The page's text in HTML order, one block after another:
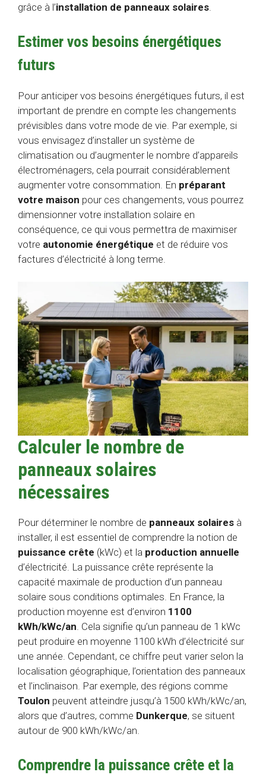
grâce à l’installation de panneaux solaires.
Estimer vos besoins énergétiques
futurs
Pour anticiper vos besoins énergétiques futurs, il est
important de prendre en compte les changements
prévisibles dans votre mode de vie. Par exemple, si
vous envisagez d’installer un système de
climatisation ou d’augmenter le nombre d’appareils
électroménagers, cela pourrait considérablement
augmenter votre consommation. En préparant
votre maison pour ces changements, vous pourrez
dimensionner votre installation solaire en
conséquence, ce qui vous permettra de maximiser
votre autonomie énergétique et de réduire vos
factures d’électricité à long terme.
Calculer le nombre de
panneaux solaires
nécessaires
Pour déterminer le nombre de panneaux solaires à
installer, il est essentiel de comprendre la notion de
puissance crête (kWc) et la production annuelle
d’électricité. La puissance crête représente la
capacité maximale de production d’un panneau
solaire sous conditions optimales. En France, la
production moyenne est d’environ 1100
kWh/kWc/an. Cela signifie qu’un panneau de 1 kWc
peut produire en moyenne 1100 kWh d’électricité sur
une année. Cependant, ce chiffre peut varier selon la
localisation géographique, l’orientation des panneaux
et l’inclinaison. Par exemple, des régions comme
Toulon peuvent atteindre jusqu’à 1500 kWh/kWc/an,
alors que d’autres, comme Dunkerque, se situent
autour de 900 kWh/kWc/an.
Comprendre la puissance crête et la